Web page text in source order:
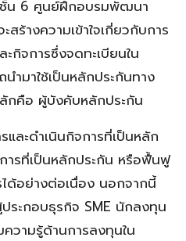
น 6 ศูนย์ฝึกอบรมพัฒนา
ร้างความเข้าใจเกี่ยวกับการ
กิจการซึ่งจดทะเบียนใน
ำมาใช้เป็นหลักประกันทาง
กคือ ผู้บังคับหลักประกัน
ละดำเนินกิจการที่เป็นหลัก
ารที่เป็นหลักประกัน หรือฟื้นฟู
ได้อย่างต่อเนื่อง นอกจากนี้
ระกอบธุรกิจ SME นักลงทุน
ความรู้ด้านการลงทุนใน